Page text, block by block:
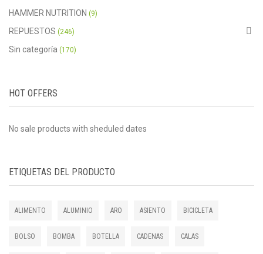
HAMMER NUTRITION (9)
REPUESTOS (246)
Sin categoría (170)
HOT OFFERS
No sale products with sheduled dates
ETIQUETAS DEL PRODUCTO
ALIMENTO ALUMINIO ARO ASIENTO BICICLETA
BOLSO BOMBA BOTELLA CADENAS CALAS